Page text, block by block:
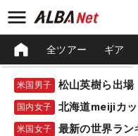
全ツアー ギア
米国男子
国内女子 北海道meijiカ
米国女子 最新の世界ラン